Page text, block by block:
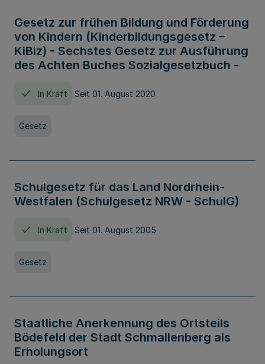
Gesetz zur frühen Bildung und Förderung
von Kindern (Kinderbildungsgesetz –
KiBiz) - Sechstes Gesetz zur Ausführung
des Achten Buches Sozialgesetzbuch -
In Kraft Seit 01. August 2020
Gesetz
Schulgesetz für das Land Nordrhein-
Westfalen (Schulgesetz NRW - SchulG)
In Kraft Seit 01. August 2005
Gesetz
Staatliche Anerkennung des Ortsteils
Bödefeld der Stadt Schmallenberg als
Erholungsort